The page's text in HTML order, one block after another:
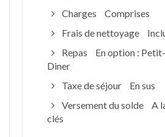
Charges
Comprises
Frais de nettoyage
Repas
En option :
Diner
Taxe de séjour
En sus
Versement du solde
A
clés